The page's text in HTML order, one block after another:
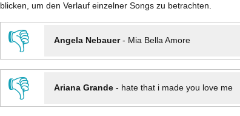
blicken, um den Verlauf einzelner Songs zu betrachten.
👎 Angela Nebauer- Mia Bella Amore
👎
Ariana Grande- hate that i made you love me